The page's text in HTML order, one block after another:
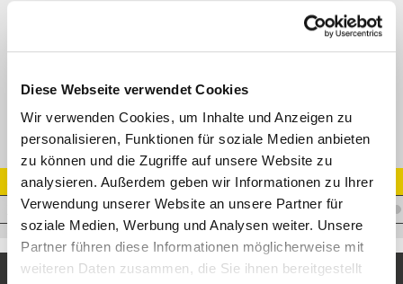
Diese Webseite verwendet Cookies
Wir verwenden Cookies, um Inhalte und Anzeigen zu
personalisieren, Funktionen für soziale Medien anbieten
zu können und die Zugriffe auf unsere Website zu
analysieren. Außerdem geben wir Informationen zu Ihrer
Verwendung unserer Website an unsere Partner für
soziale Medien, Werbung und Analysen weiter. Unsere
Partner führen diese Informationen möglicherweise mit
weiteren Daten zusammen, die Sie ihnen bereitgestellt
Artikel Nr.
I.T08EFR12L